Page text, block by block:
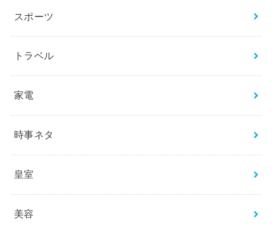
スポーツ
トラベル
家電
時事ネタ
皇室
美容